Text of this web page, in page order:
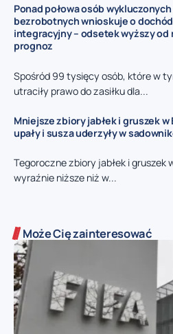
Ponad połowa osób wykluczonych
bezrobotnych wnioskuje o dochód
integracyjny – odsetek wyższy od
prognoz
Spośród 99 tysięcy osób, które w
utraciły prawo do zasiłku dla...
Mniejsze zbiory jabłek i gruszek w
upały i susza uderzyły w
Tegoroczne zbiory jabłek i gruszek
wyraźnie niższe niż w...
Może Cię zainteresować